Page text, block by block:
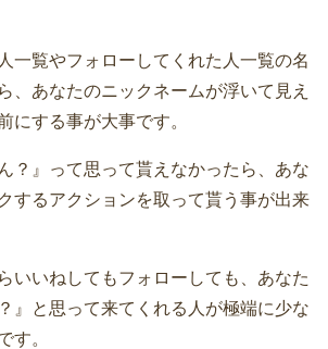
一覧やフォローしてくれた人一覧の名
、あなたのニックネームが浮いて見え
にする事が大事です。
？』って思って貰えなかったら、あな
するアクションを取って貰う事が出来
いいねしてもフォローしても、あなた
』と思って来てくれる人が極端に少な
す。